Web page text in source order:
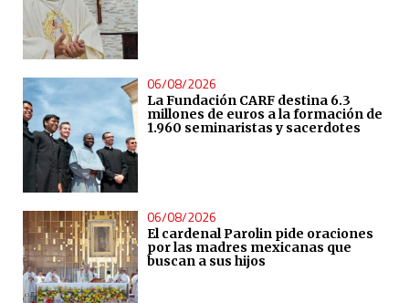
06/08/2026
La Fundación CARF destina 6.3
millones de euros a la formación de
1.960 seminaristas y sacerdotes
06/08/2026
El cardenal Parolin pide oraciones
por las madres mexicanas que
buscan a sus hijos